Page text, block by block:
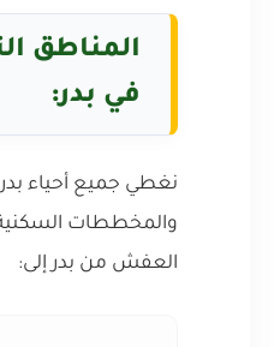
المناطق
في بدر:
نغطي جميع أحياء بدر
والمخططات
العفش من بدر إلى: